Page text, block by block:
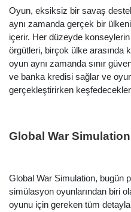
Arama
Oyun, eksiksiz bir savaş
aynı zamanda gerçek bir
içerir. Her düzeyde
örgütleri, birçok ülke arasında
oyun aynı zamanda sınır
ve banka kredisi sağlar ve
gerçekleştirirken
Global War
Global War Simulation, bugün
simülasyon oyunlarından biri
oyunu için gereken tüm